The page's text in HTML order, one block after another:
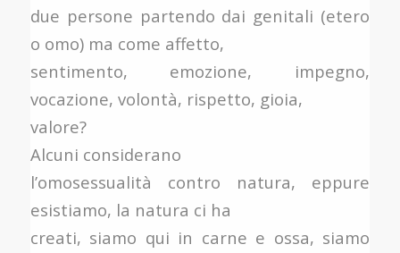
due persone partendo dai genitali (etero
o omo) ma come affetto,
sentimento, emozione, impegno,
vocazione, volontà, rispetto, gioia,
valore?
Alcuni considerano
l’omosessualità contro natura, eppure
esistiamo, la natura ci ha
creati, siamo qui in carne e ossa, siamo